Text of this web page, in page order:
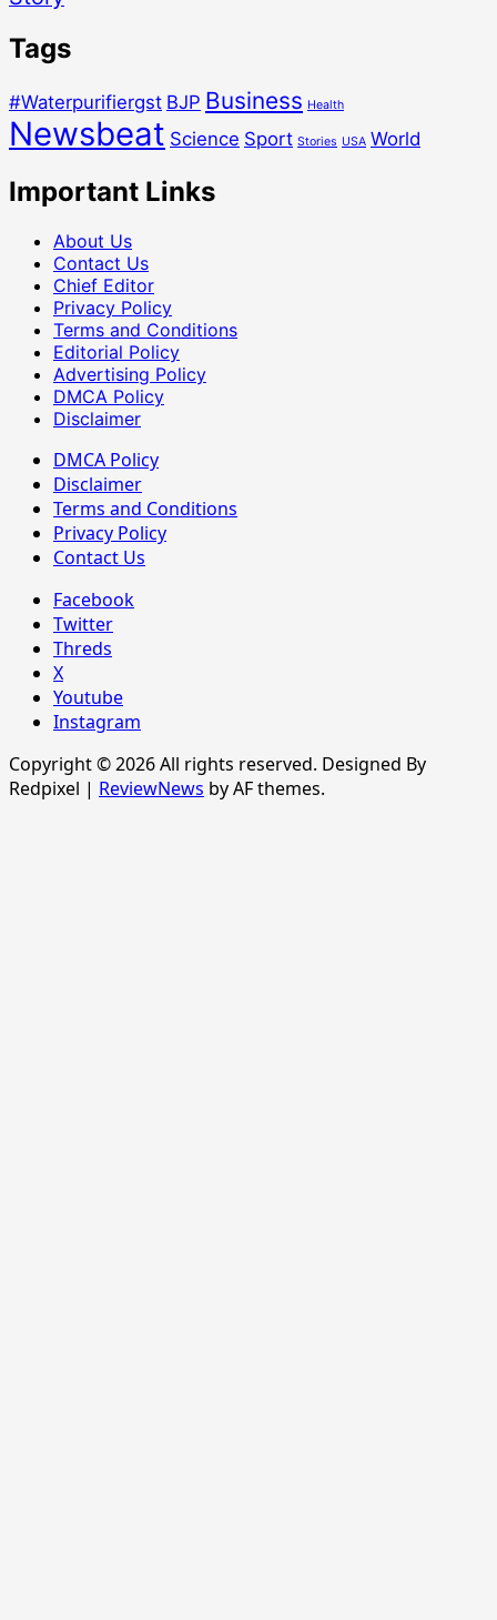
Tags
#Waterpurifiergst BJP Business Health
Newsbeat Science Sport Stories USA World
Important Links
About Us
Contact Us
Chief Editor
Privacy Policy
Terms and Conditions
Editorial Policy
Advertising Policy
DMCA Policy
Disclaimer
DMCA Policy
Disclaimer
Terms and Conditions
Privacy Policy
Contact Us
Facebook
Twitter
Threds
X
Youtube
Instagram
Copyright © 2026 All rights reserved. Designed By
Redpixel | ReviewNews by AF themes.